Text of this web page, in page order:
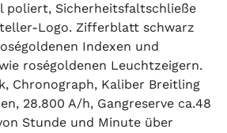
poliert, Sicherheitsfaltschließe
Logo. Zifferblatt schwarz
Indexen und
roségoldenen Leuchtzeigern.
Chronograph, Kaliber Breitling
28.800 A/h, Gangreserve ca.48
Stunde und Minute über